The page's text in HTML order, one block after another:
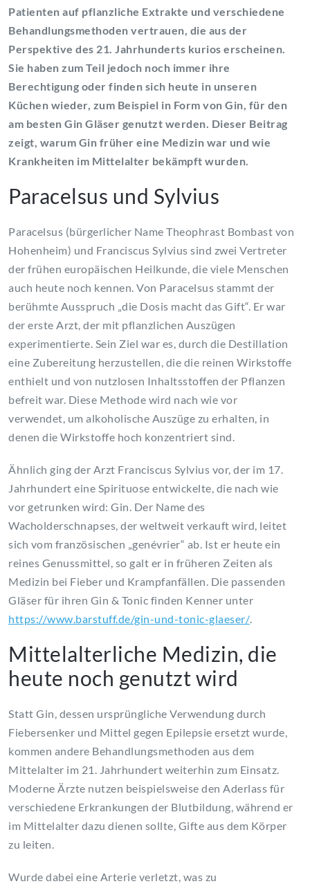
Patienten auf pflanzliche Extrakte und verschiedene
Behandlungsmethoden vertrauen, die aus der
Perspektive des 21. Jahrhunderts kurios erscheinen.
Sie haben zum Teil jedoch noch immer ihre
Berechtigung oder finden sich heute in unseren
Küchen wieder, zum Beispiel in Form von Gin, für den
am besten Gin Gläser genutzt werden. Dieser Beitrag
zeigt, warum Gin früher eine Medizin war und wie
Krankheiten im Mittelalter bekämpft wurden.
Paracelsus und Sylvius
Paracelsus (bürgerlicher Name Theophrast Bombast von
Hohenheim) und Franciscus Sylvius sind zwei Vertreter
der frühen europäischen Heilkunde, die viele Menschen
auch heute noch kennen. Von Paracelsus stammt der
berühmte Ausspruch „die Dosis macht das Gift“. Er war
der erste Arzt, der mit pflanzlichen Auszügen
experimentierte. Sein Ziel war es, durch die Destillation
eine Zubereitung herzustellen, die die reinen Wirkstoffe
enthielt und von nutzlosen Inhaltsstoffen der Pflanzen
befreit war. Diese Methode wird nach wie vor
verwendet, um alkoholische Auszüge zu erhalten, in
denen die Wirkstoffe hoch konzentriert sind.
Ähnlich ging der Arzt Franciscus Sylvius vor, der im 17.
Jahrhundert eine Spirituose entwickelte, die nach wie
vor getrunken wird: Gin. Der Name des
Wacholderschnapses, der weltweit verkauft wird, leitet
sich vom französischen „genévrier“ ab. Ist er heute ein
reines Genussmittel, so galt er in früheren Zeiten als
Medizin bei Fieber und Krampfanfällen. Die passenden
Gläser für ihren Gin & Tonic finden Kenner unter
https://www.barstuff.de/gin-und-tonic-glaeser/.
Mittelalterliche Medizin, die
heute noch genutzt wird
Statt Gin, dessen ursprüngliche Verwendung durch
Fiebersenker und Mittel gegen Epilepsie ersetzt wurde,
kommen andere Behandlungsmethoden aus dem
Mittelalter im 21. Jahrhundert weiterhin zum Einsatz.
Moderne Ärzte nutzen beispielsweise den Aderlass für
verschiedene Erkrankungen der Blutbildung, während er
im Mittelalter dazu dienen sollte, Gifte aus dem Körper
zu leiten.
Wurde dabei eine Arterie verletzt, was zu